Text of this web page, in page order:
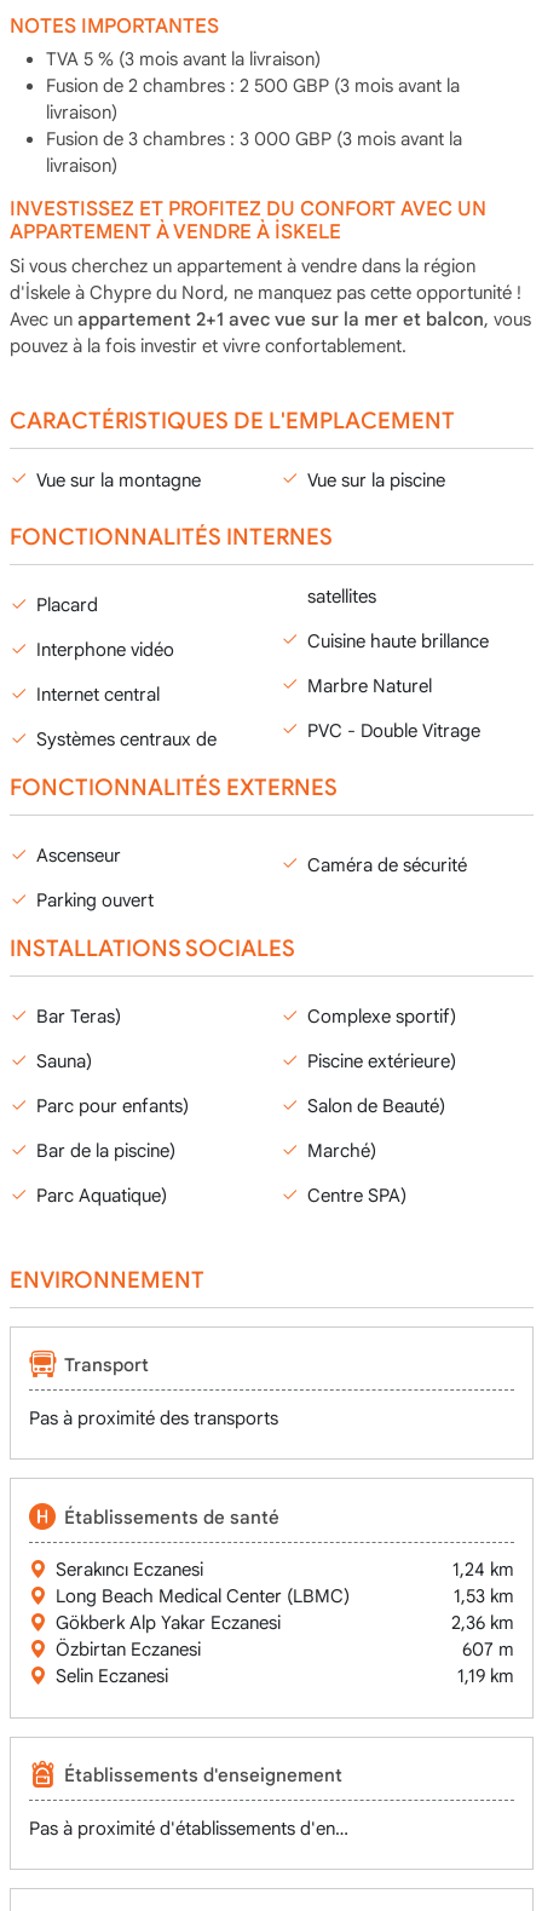
NOTES IMPORTANTES
TVA 5 % (3 mois avant la livraison)
Fusion de 2 chambres : 2 500 GBP (3 mois avant la
livraison)
Fusion de 3 chambres : 3 000 GBP (3 mois avant la
livraison)
INVESTISSEZ ET PROFITEZ DU CONFORT AVEC UN
APPARTEMENT À VENDRE À İSKELE
Si vous cherchez un appartement à vendre dans la région
d'İskele à Chypre du Nord, ne manquez pas cette opportunité !
Avec un appartement 2+1 avec vue sur la mer et balcon, vous
pouvez à la fois investir et vivre confortablement.
CARACTÉRISTIQUES DE L'EMPLACEMENT
Vue sur la montagne Vue sur la piscine
FONCTIONNALITÉS INTERNES
Placard
Interphone vidéo
Internet central
Systèmes centraux de
satellites
Cuisine haute brillance
Marbre Naturel
PVC - Double Vitrage
FONCTIONNALITÉS EXTERNES
Ascenseur
Parking ouvert
Caméra de sécurité
INSTALLATIONS SOCIALES
Bar Teras)
Sauna)
Parc pour enfants)
Bar de la piscine)
Parc Aquatique)
Complexe sportif)
Piscine extérieure)
Salon de Beauté)
Marché)
Centre SPA)
ENVIRONNEMENT
Transport
Pas à proximité des transports
Établissements de santé
Serakıncı Eczanesi
1,24 km
Long Beach Medical Center (LBMC)
1,53 km
Gökberk Alp Yakar Eczanesi
2,36 km
Özbirtan Eczanesi
607 m
Selin Eczanesi
1,19 km
Établissements d'enseignement
Pas à proximité d'établissements d'enseignement